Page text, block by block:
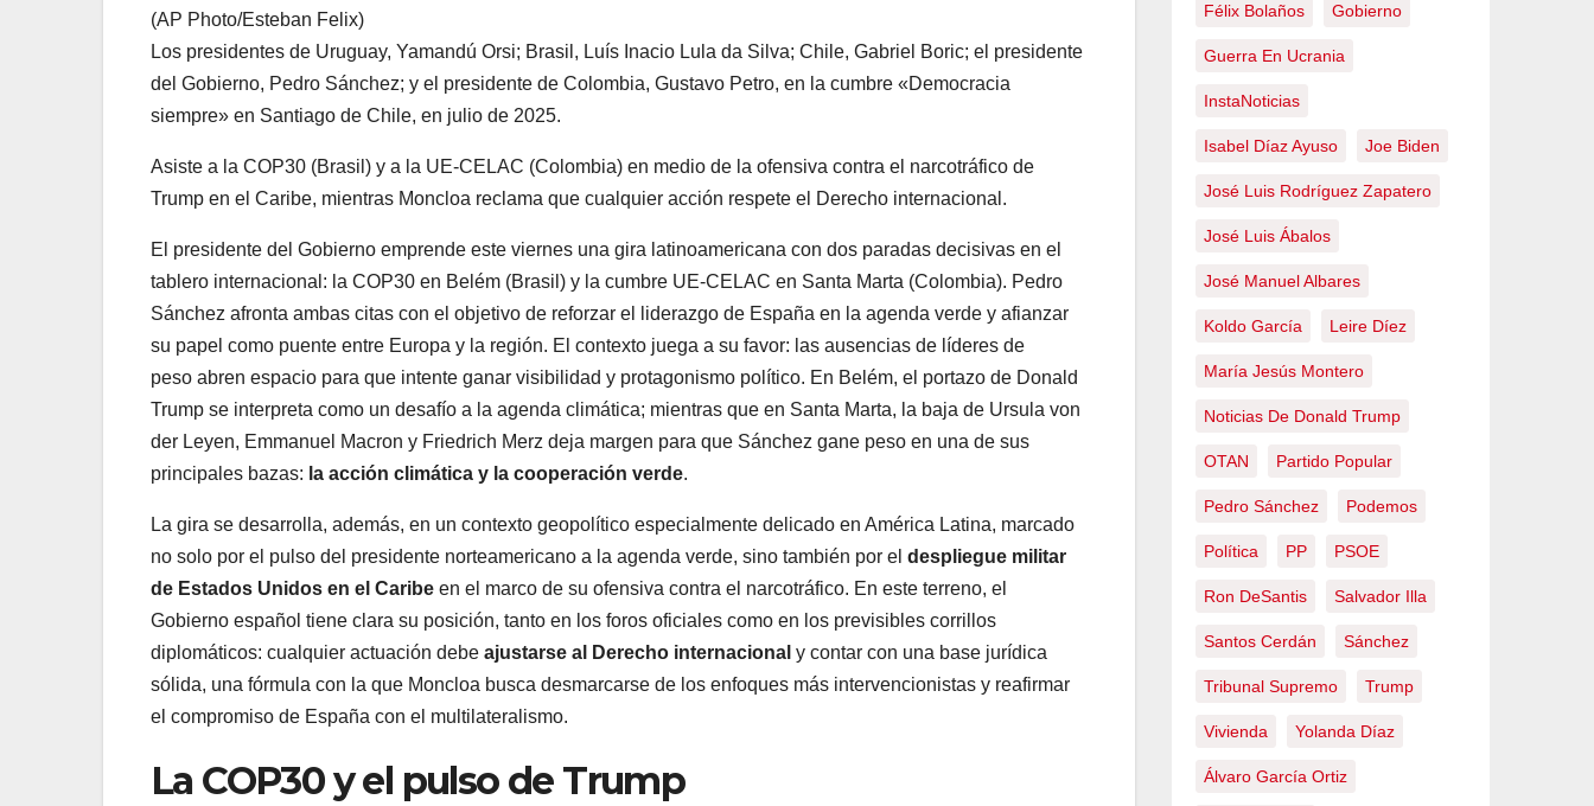
Los presidentes de Uruguay, Yamandú Orsi; Brasil, Luís Inacio Lula da Silva; Chile, Gabriel Boric; el presidente
del Gobierno, Pedro Sánchez; y el presidente de Colombia, Gustavo Petro, en la cumbre «Democracia
siempre» en Santiago de Chile, en julio de 2025.
Asiste a la COP30 (Brasil) y a la UE-CELAC (Colombia) en medio de la ofensiva contra el narcotráfico de
Trump en el Caribe, mientras Moncloa reclama que cualquier acción respete el Derecho internacional.
El presidente del Gobierno emprende este viernes una gira latinoamericana con dos paradas decisivas en el
tablero internacional: la COP30 en Belém (Brasil) y la cumbre UE-CELAC en Santa Marta (Colombia). Pedro
Sánchez afronta ambas citas con el objetivo de reforzar el liderazgo de España en la agenda verde y afianzar
su papel como puente entre Europa y la región. El contexto juega a su favor: las ausencias de líderes de
peso abren espacio para que intente ganar visibilidad y protagonismo político. En Belém, el portazo de Donald
Trump se interpreta como un desafío a la agenda climática; mientras que en Santa Marta, la baja de Ursula von
der Leyen, Emmanuel Macron y Friedrich Merz deja margen para que Sánchez gane peso en una de sus
principales bazas: la acción climática y la cooperación verde.
La gira se desarrolla, además, en un contexto geopolítico especialmente delicado en América Latina, marcado
no solo por el pulso del presidente norteamericano a la agenda verde, sino también por el despliegue militar
de Estados Unidos en el Caribe en el marco de su ofensiva contra el narcotráfico. En este terreno, el
Gobierno español tiene clara su posición, tanto en los foros oficiales como en los previsibles corrillos
diplomáticos: cualquier actuación debe ajustarse al Derecho internacional y contar con una base jurídica
sólida, una fórmula con la que Moncloa busca desmarcarse de los enfoques más intervencionistas y reafirmar
el compromiso de España con el multilateralismo.
La COP30 y el pulso de Trump
Félix Bolaños Gobierno
Guerra En Ucrania
InstaNoticias
Isabel Díaz Ayuso Joe Biden
José Luis Rodríguez Zapatero
José Luis Ábalos
José Manuel Albares
Koldo García Leire Díez
María Jesús Montero
Noticias De Donald Trump
OTAN Partido Popular
Pedro Sánchez Podemos
Política PP PSOE
Ron DeSantis Salvador Illa
Santos Cerdán Sánchez
Tribunal Supremo Trump
Vivienda Yolanda Díaz
Álvaro García Ortiz